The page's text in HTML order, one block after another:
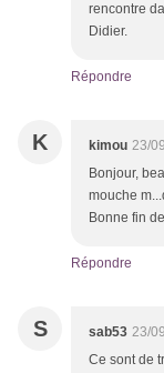
rencontre
Didier.
Répondre
K kimou 23/
Bonjour,
mouche
Bonne fin
Répondre
S sab53 23/
Ce sont de